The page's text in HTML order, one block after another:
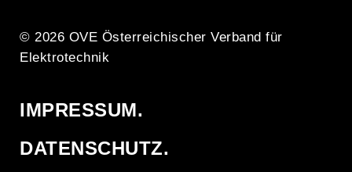
© 2026 OVE Österreichischer Verband für
Elektrotechnik
IMPRESSUM.
DATENSCHUTZ.